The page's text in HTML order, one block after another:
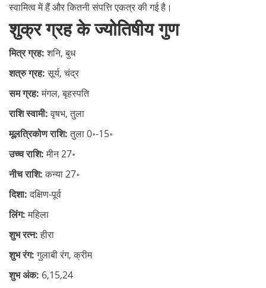
स्वामित्व में हैं और कितनी संपत्ति एकत्र की गई है।
शुक्र ग्रह के ज्योतिषीय गुण
मित्र ग्रह:शनि, बुध
शत्रु ग्रह:सूर्य, चंद्र
सम ग्रह:मंगल, बृहस्पति
राशि स्वामी:वृषभ, तुला
मूलत्रिकोण राशि:तुला 0॰-15॰
उच्च राशि:मीन 27॰
नीच राशि:कन्या 27॰
दिशा:दक्षिण-पूर्व
लिंग:महिला
शुभ रत्न:हीरा
शुभ रंग:गुलाबी रंग, क्रीम
शुभ अंक: 6,15,24